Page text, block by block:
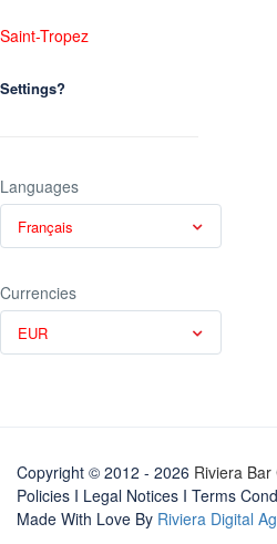
Saint-Tropez
Settings?
Languages
Français
Currencies
EUR
Copyright © 2012 - 2026 Riviera
Policies I Legal Notices I Terms
Made With Love By Riviera Digital